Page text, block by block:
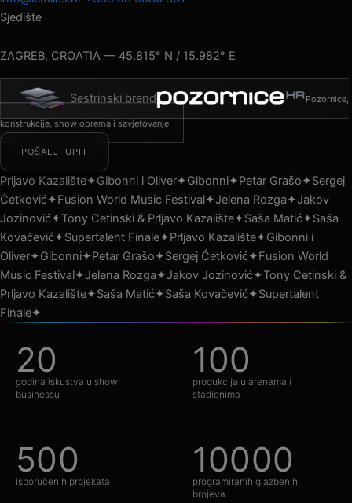
Sjedište
ZAGREB, CROATIA — 45.815° N / 15.982° E
Sestrinski brend Pozornice,
konstrukcije, show oprema i savjetovanje
POŠALJI UPIT
01
—
Dizajn
rasvjete
Programiranje
Laser
show
SCROLL
Prljavo Kazalište✦Gibonni i Oliver✦Gibonni✦Petar Grašo✦Sergej
Ćetković✦Fusion World Music Festival✦Jelena Rozga✦Jakov
Jozinović✦Tony Cetinski & Prljavo Kazalište✦Saša Matić✦Saša
Kovačević✦Supertalent Finale✦Prljavo Kazalište✦Gibonni i
Oliver✦Gibonni✦Petar Grašo✦Sergej Ćetković✦Fusion World
Music Festival✦Jelena Rozga✦Jakov Jozinović✦Tony Cetinski &
Prljavo Kazalište✦Saša Matić✦Saša Kovačević✦Supertalent
Finale✦
20
godina iskustva u show
businessu
100
produkcija u arenama i
stadionima
500
isporučenih projekata
10000
programiranih glazbenih
brojeva